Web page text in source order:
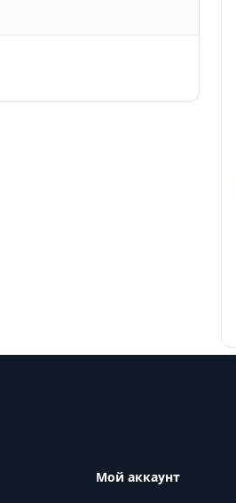
Мой аккаунт